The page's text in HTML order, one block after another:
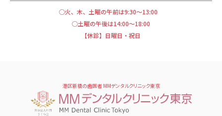
○火、木、土曜の午前は9:30～13:00
○土曜の午後は14:00～18:00
【休診】日曜日・祝日
港区新橋の歯医者 MMデンタルクリニック東京